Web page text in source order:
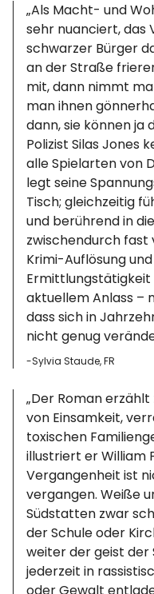
„Als Macht- und
sehr nuanciert, das
schwarzer Bürger
an der Straße
mit, dann nimmt
man ihnen
dann, sie können ja
Polizist Silas Jones
alle Spielarten von
legt seine
Tisch; gleichzeitig
und berührend in
zwischendurch fast
Krimi-Auflösung
Ermittlungstätigkeit
aktuellem Anlass –
dass sich in
nicht genug
-Sylvia Staude, FR
„Der Roman
von Einsamkeit,
toxischen
illustriert er William
Vergangenheit ist
vergangen. Weiße
Südstatten zwar
der Schule oder
weiter der geist der
jederzeit in